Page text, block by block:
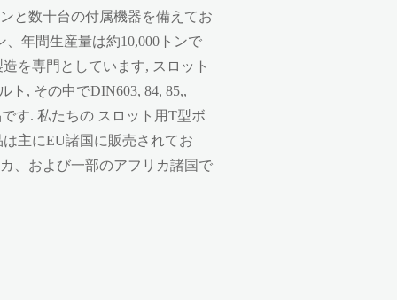
と数十台の付属機器を備えてお
、年間生産量は約10,000トンで
を専門としています, スロット
ト, その中でDIN603, 84, 85,,
です. 私たちの スロット用T型ボ
主にEU諸国に販売されてお
、および一部のアフリカ諸国で